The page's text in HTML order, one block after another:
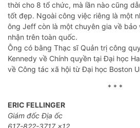
thời cho 8 tổ chức, mà lần nào cũng
tốt đẹp. Ngoài công việc riêng là một
ông Jeff còn là một chuyên gia về
nhận trên toàn quốc.
Ông có bằng Thạc sĩ Quản trị công
Kennedy về Chính quyền tại Đại học
về Công tác xã hội từ Đại học Boston
* * *
ERIC FELLINGER
Giám đốc Địa ốc